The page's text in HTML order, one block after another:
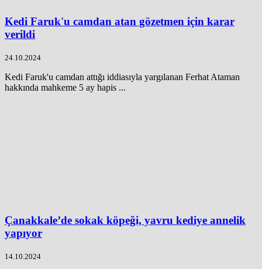
Kedi Faruk'u camdan atan gözetmen için karar
verildi
24.10.2024
Kedi Faruk'u camdan attığı iddiasıyla yargılanan Ferhat Ataman
hakkında mahkeme 5 ay hapis ...
Çanakkale’de sokak köpeği, yavru kediye annelik
yapıyor
14.10.2024